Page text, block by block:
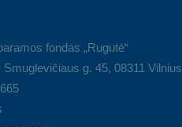
fondas „Rugutė“
g. 45, 08311 Vilnius